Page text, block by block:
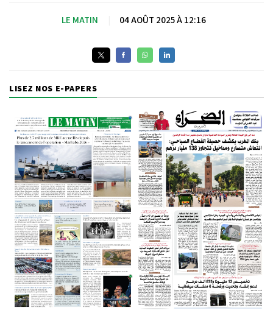
LE MATIN 04 AOÛT 2025 À 12:16
LISEZ NOS E-PAPERS